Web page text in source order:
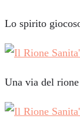
Lo spirito
Una via del rione